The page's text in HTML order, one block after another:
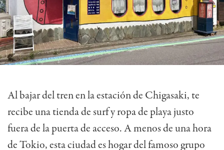
Al bajar del tren en la estación de Chigasaki, te
recibe una tienda de surf y ropa de playa justo
fuera de la puerta de acceso. A menos de una hora
de Tokio, esta ciudad es hogar del famoso grupo